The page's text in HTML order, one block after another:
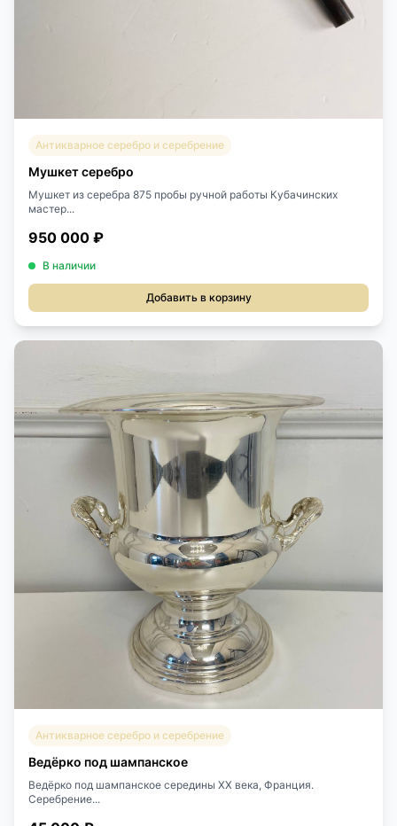
Антикварное серебро и серебрение
Мушкет серебро
Мушкет из серебра 875 пробы ручной работы Кубачинских
мастер...
950 000 ₽
В наличии
Добавить в корзину
Антикварное серебро и серебрение
Ведёрко под шампанское
Ведёрко под шампанское середины XX века, Франция.
Серебрение...